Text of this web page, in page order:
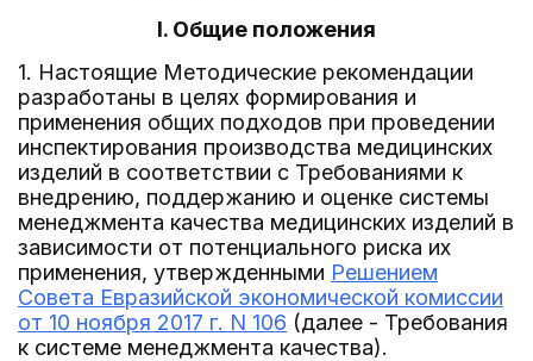
I. Общие положения
1. Настоящие Методические рекомендации
разработаны в целях формирования и
применения общих подходов при проведении
инспектирования производства медицинских
изделий в соответствии с Требованиями к
внедрению, поддержанию и оценке системы
менеджмента качества медицинских изделий в
зависимости от потенциального риска их
применения, утвержденными Решением
Совета Евразийской экономической комиссии
от 10 ноября 2017 г. N 106 (далее - Требования
к системе менеджмента качества).